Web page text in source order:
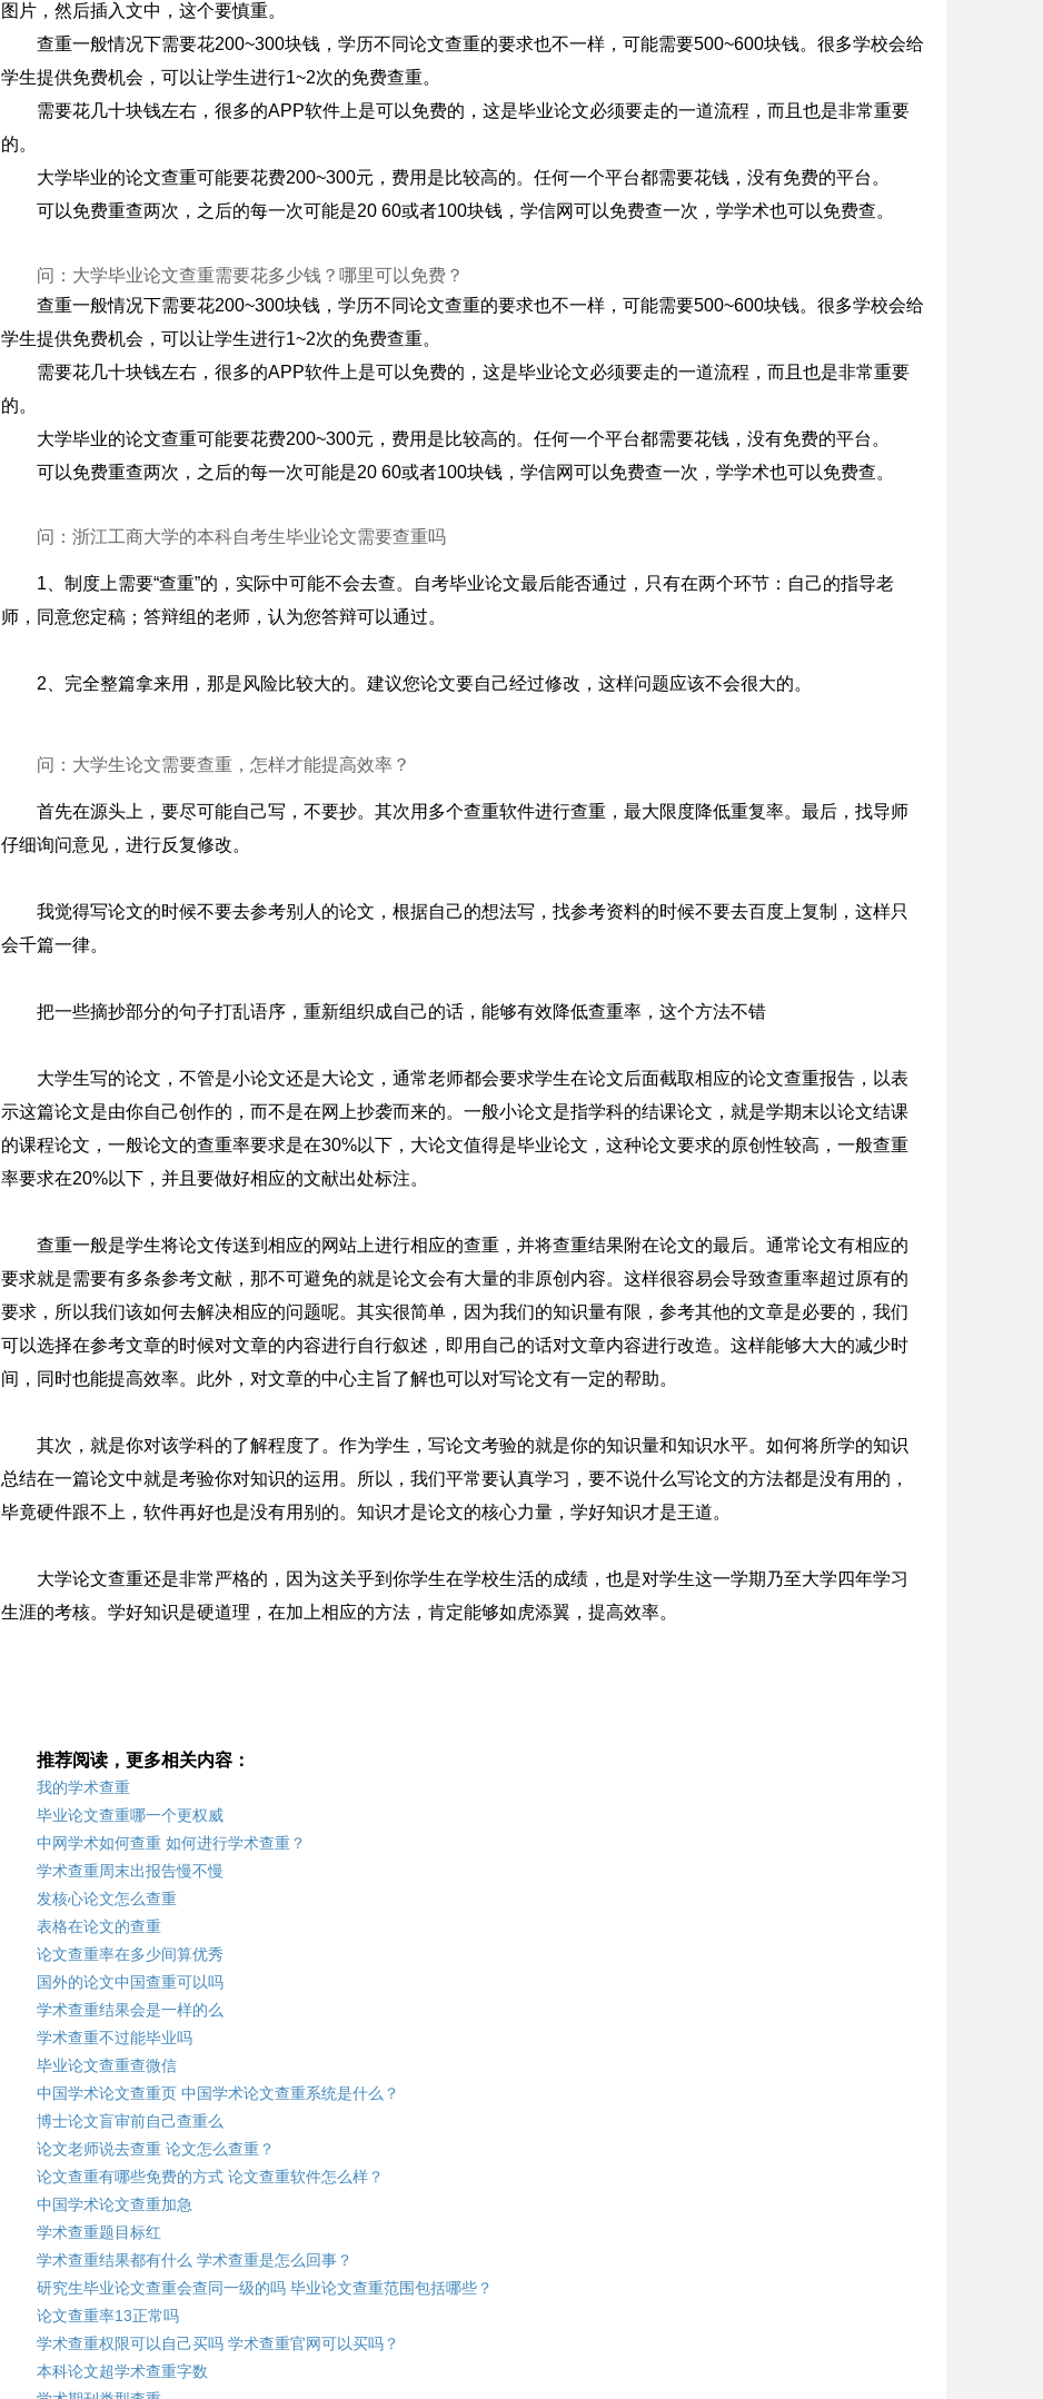
图片，然后插入文中，这个要慎重。
查重一般情况下需要花200~300块钱，学历不同论文查重的要求也不一样，可能需要500~600块钱。很多学校会给
学生提供免费机会，可以让学生进行1~2次的免费查重。
需要花几十块钱左右，很多的APP软件上是可以免费的，这是毕业论文必须要走的一道流程，而且也是非常重要
的。
大学毕业的论文查重可能要花费200~300元，费用是比较高的。任何一个平台都需要花钱，没有免费的平台。
可以免费重查两次，之后的每一次可能是20 60或者100块钱，学信网可以免费查一次，学学术也可以免费查。
问：大学毕业论文查重需要花多少钱？哪里可以免费？
查重一般情况下需要花200~300块钱，学历不同论文查重的要求也不一样，可能需要500~600块钱。很多学校会给
学生提供免费机会，可以让学生进行1~2次的免费查重。
需要花几十块钱左右，很多的APP软件上是可以免费的，这是毕业论文必须要走的一道流程，而且也是非常重要
的。
大学毕业的论文查重可能要花费200~300元，费用是比较高的。任何一个平台都需要花钱，没有免费的平台。
可以免费重查两次，之后的每一次可能是20 60或者100块钱，学信网可以免费查一次，学学术也可以免费查。
问：浙江工商大学的本科自考生毕业论文需要查重吗
1、制度上需要“查重”的，实际中可能不会去查。自考毕业论文最后能否通过，只有在两个环节：自己的指导老
师，同意您定稿；答辩组的老师，认为您答辩可以通过。
2、完全整篇拿来用，那是风险比较大的。建议您论文要自己经过修改，这样问题应该不会很大的。
问：大学生论文需要查重，怎样才能提高效率？
首先在源头上，要尽可能自己写，不要抄。其次用多个查重软件进行查重，最大限度降低重复率。最后，找导师
仔细询问意见，进行反复修改。
我觉得写论文的时候不要去参考别人的论文，根据自己的想法写，找参考资料的时候不要去百度上复制，这样只
会千篇一律。
把一些摘抄部分的句子打乱语序，重新组织成自己的话，能够有效降低查重率，这个方法不错
大学生写的论文，不管是小论文还是大论文，通常老师都会要求学生在论文后面截取相应的论文查重报告，以表
示这篇论文是由你自己创作的，而不是在网上抄袭而来的。一般小论文是指学科的结课论文，就是学期末以论文结课
的课程论文，一般论文的查重率要求是在30%以下，大论文值得是毕业论文，这种论文要求的原创性较高，一般查重
率要求在20%以下，并且要做好相应的文献出处标注。
查重一般是学生将论文传送到相应的网站上进行相应的查重，并将查重结果附在论文的最后。通常论文有相应的
要求就是需要有多条参考文献，那不可避免的就是论文会有大量的非原创内容。这样很容易会导致查重率超过原有的
要求，所以我们该如何去解决相应的问题呢。其实很简单，因为我们的知识量有限，参考其他的文章是必要的，我们
可以选择在参考文章的时候对文章的内容进行自行叙述，即用自己的话对文章内容进行改造。这样能够大大的减少时
间，同时也能提高效率。此外，对文章的中心主旨了解也可以对写论文有一定的帮助。
其次，就是你对该学科的了解程度了。作为学生，写论文考验的就是你的知识量和知识水平。如何将所学的知识
总结在一篇论文中就是考验你对知识的运用。所以，我们平常要认真学习，要不说什么写论文的方法都是没有用的，
毕竟硬件跟不上，软件再好也是没有用别的。知识才是论文的核心力量，学好知识才是王道。
大学论文查重还是非常严格的，因为这关乎到你学生在学校生活的成绩，也是对学生这一学期乃至大学四年学习
生涯的考核。学好知识是硬道理，在加上相应的方法，肯定能够如虎添翼，提高效率。
推荐阅读，更多相关内容：
我的学术查重
毕业论文查重哪一个更权威
中网学术如何查重 如何进行学术查重？
学术查重周末出报告慢不慢
发核心论文怎么查重
表格在论文的查重
论文查重率在多少间算优秀
国外的论文中国查重可以吗
学术查重结果会是一样的么
学术查重不过能毕业吗
毕业论文查重查微信
中国学术论文查重页 中国学术论文查重系统是什么？
博士论文盲审前自己查重么
论文老师说去查重 论文怎么查重？
论文查重有哪些免费的方式 论文查重软件怎么样？
中国学术论文查重加急
学术查重题目标红
学术查重结果都有什么 学术查重是怎么回事？
研究生毕业论文查重会查同一级的吗 毕业论文查重范围包括哪些？
论文查重率13正常吗
学术查重权限可以自己买吗 学术查重官网可以买吗？
本科论文超学术查重字数